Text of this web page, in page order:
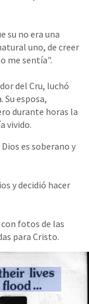
su no era una
uno, de creer
me sentía".
del Cru, luchó
esposa,
durante horas la
vivido.
es soberano y
y decidió hacer
fotos de las
para Cristo.